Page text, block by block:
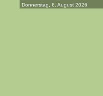
Donnerstag, 6. August 2026